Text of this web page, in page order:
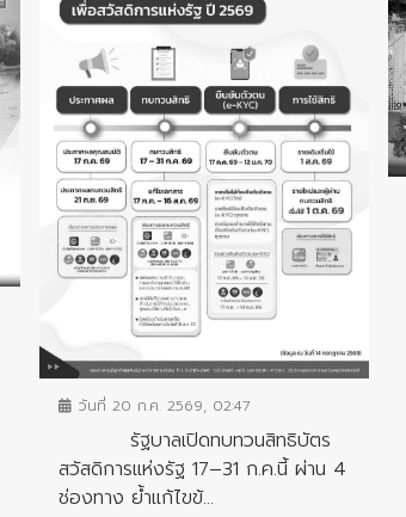
วันที่ 20 ก.ค. 2569, 02:47
รัฐบาลเปิดทบทวนสิทธิบัตร
สวัสดิการแห่งรัฐ 17–31 ก.ค.นี้ ผ่าน 4
ช่องทาง ย้ำแก้ไขข้...